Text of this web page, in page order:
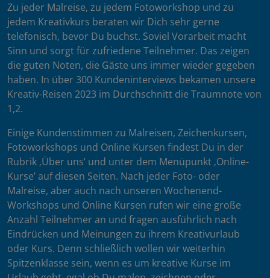
Zu jeder Malreise, zu jedem Fotoworkshop und zu
jedem Kreativkurs beraten wir Dich sehr gerne
telefonisch, bevor Du buchst. Soviel Vorarbeit macht
Sinn und sorgt für zufriedene Teilnehmer. Das zeigen
die guten Noten, die Gäste uns immer wieder gegeben
haben. In über 300 Kundeninterviews bekamen unsere
Kreativ-Reisen 2023 im Durchschnitt die Traumnote von
1,2.
Einige Kundenstimmen zu Malreisen, Zeichenkursen,
Fotoworkshops und Online Kursen findest Du in der
Rubrik ‚Über uns’ und unter dem Menüpunkt ‚Online-
Kurse’ auf diesen Seiten. Nach jeder Foto- oder
Malreise, aber auch nach unseren Wochenend-
Workshops und Online Kursen rufen wir eine große
Anzahl Teilnehmer an und fragen ausführlich nach
Eindrücken und Meinungen zu ihrem Kreativurlaub
oder Kurs. Denn schließlich wollen wir weiterhin
Spitzenklasse sein, wenn es um kreative Kurse im